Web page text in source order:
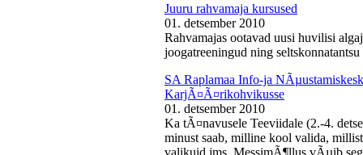
Juuru rahvamaja kursused
01. detsember 2010
Rahvamajas ootavad uusi huvilisi
joogatreeningud ning seltskonnatantsu
SA Raplamaa Info-ja
KarjÃ¤Ã¤rikohvikusse
01. detsember 2010
Ka tÃ¤navusele Teeviidale (2.-4.
minust saab, milline kool valida,
valikuid jms. MessimÃ¶llus vÃµib